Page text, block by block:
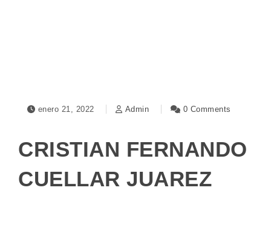
enero 21, 2022 Admin 0 Comments
CRISTIAN FERNANDO
CUELLAR JUAREZ